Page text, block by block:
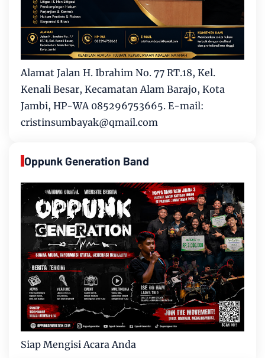
Alamat Jalan H. Ibrahim No. 77 RT.18, Kel.
Kenali Besar, Kecamatan Alam Barajo, Kota
Jambi, HP-WA 085296753665. E-mail:
cristinsumbayak@qmail.com
Oppunk Generation Band
Siap Mengisi Acara Anda